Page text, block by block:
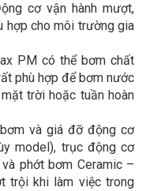
cơ vận hành mượt,
hợp cho môi trường gia
PM có thể bơm chất
phù hợp để bơm nước
trời hoặc tuần hoàn
và giá đỡ động cơ
model), trục động cơ
phớt bơm Ceramic –
trội khi làm việc trong